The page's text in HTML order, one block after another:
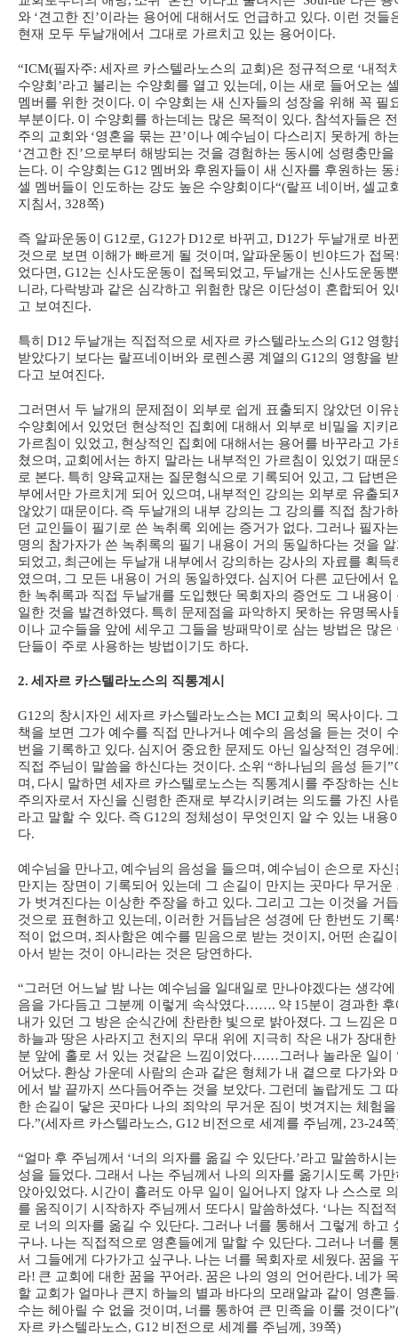
와 ‘견고한 진 ’이라는 용어에 대해서도 언급하고 있다. 이런 것들
현재 모두 두날개에서 그대로 가르치고 있는 용어이다.
“ICM(필자주: 세자르 카스텔라노스의 교회 )은 정규적으로 ‘내적
수양회 ’라고 불리는 수양회를 열고 있는데 , 이는 새로 들어오는
멤버를 위한 것이다. 이 수양회는 새 신자들의 성장을 위해 꼭 필
부분이다. 이 수양회를 하는데는 많은 목적이 있다. 참석자들은
주의 교회와 ‘영혼을 묶는 끈’이나 예수님이 다스리지 못하게 하
‘견고한 진 ’으로부터 해방되는 것을 경험하는 동시에 성령충만을
는다. 이 수양회는 G12 멤버와 후원자들이 새 신자를 후원하는 동
셀 멤버들이 인도하는 강도 높은 수양회이다“(랄프 네이버 , 셀교
지침서 , 328쪽)
즉 알파운동이 G12로, G12가D12로 바뀌고, D12가 두날개로 바
것으로 보면 이해가 빠르게 될 것이며 , 알파운동이 빈야드가 접목
었다면 , G12는 신사도운동이 접목되었고, 두날개는 신사도운동
니라, 다락방과 같은 심각하고 위험한 많은 이단성이 혼합되어 있
고 보여진다.
특히 D12 두날개는 직접적으로 세자르 카스텔라노스의 G12 영향
받았다기 보다는 랄프네이버와 로렌스콩 계열의 G12의 영향을
다고 보여진다.
그러면서 두 날개의 문제점이 외부로 쉽게 표출되지 않았던 이유
수양회에서 있었던 현상적인 집회에 대해서 외부로 비밀을 지키
가르침이 있었고, 현상적인 집회에 대해서는 용어를 바꾸라고 가
쳤으며 , 교회에서는 하지 말라는 내부적인 가르침이 있었기 때문
로 본다. 특히 양육교재는 질문형식으로 기록되어 있고, 그 답변
부에서만 가르치게 되어 있으며 , 내부적인 강의는 외부로 유출되
않았기 때문이다. 즉 두날개의 내부 강의는 그 강의를 직접 참가
던 교인들이 필기로 쓴 녹취록 외에는 증거가 없다. 그러나 필자
명의 참가자가 쓴 녹취록의 필기 내용이 거의 동일하다는 것을
되었고, 최근에는 두날개 내부에서 강의하는 강사의 자료를 획득
였으며 , 그 모든 내용이 거의 동일하였다. 심지어 다른 교단에서
한 녹취록과 직접 두날개를 도입했단 목회자의 증언도 그 내용이
일한 것을 발견하였다. 특히 문제점을 파악하지 못하는 유명목사
이나 교수들을 앞에 세우고 그들을 방패막이로 삼는 방법은 많은
단들이 주로 사용하는 방법이기도 하다.
2. 세자르 카스텔라노스의 직통계시
G12의 창시자인 세자르 카스텔라노스는 MCI 교회의 목사이다.
책을 보면 그가 예수를 직접 만나거나 예수의 음성을 듣는 것이
번을 기록하고 있다. 심지어 중요한 문제도 아닌 일상적인 경우에
직접 주님이 말씀을 하신다는 것이다. 소위 “하나님의 음성 듣기 ”
며 , 다시 말하면 세자르 카스텔로노스는 직통계시를 주장하는 신
주의자로서 자신을 신령한 존재로 부각시키려는 의도를 가진 사
라고 말할 수 있다. 즉 G12의 정체성이 무엇인지 알 수 있는 내용
다.
예수님을 만나고, 예수님의 음성을 들으며 , 예수님이 손으로 자신
만지는 장면이 기록되어 있는데 그 손길이 만지는 곳마다 무거운
가 벗겨진다는 이상한 주장을 하고 있다. 그리고 그는 이것을 거
것으로 표현하고 있는데 , 이러한 거듭남은 성경에 단 한번도 기록
적이 없으며 , 죄사함은 예수를 믿음으로 받는 것이지 , 어떤 손길
아서 받는 것이 아니라는 것은 당연하다.
“그러던 어느날 밤 나는 예수님을 일대일로 만나야겠다는 생각에
음을 가다듬고 그분께 이렇게 속삭였다……. 약 15분이 경과한 후
내가 있던 그 방은 순식간에 찬란한 빛으로 밝아졌다. 그 느낌은
하늘과 땅은 사라지고 천지의 무대 위에 지극히 작은 내가 장대
분 앞에 홀로 서 있는 것같은 느낌이었다……그러나 놀라운 일이
어났다. 환상 가운데 사람의 손과 같은 형체가 내 곁으로 다가와
에서 발 끝까지 쓰다듬어주는 것을 보았다. 그런데 놀랍게도 그
한 손길이 닿은 곳마다 나의 죄악의 무거운 짐이 벗겨지는 체험
다.”(세자르 카스텔라노스, G12 비전으로 세계를 주님께 , 23-24쪽
“얼마 후 주님께서 ‘너의 의자를 옮길 수 있단다.’라고 말씀하시
성을 들었다. 그래서 나는 주님께서 나의 의자를 옮기시도록 가만
앉아있었다. 시간이 흘러도 아무 일이 일어나지 않자 나 스스로
를 움직이기 시작하자 주님께서 또다시 말씀하셨다. ‘나는 직접
로 너의 의자를 옮길 수 있단다. 그러나 너를 통해서 그렇게 하고
구나. 나는 직접적으로 영혼들에게 말할 수 있단다. 그러나 너를
서 그들에게 다가가고 싶구나. 나는 너를 목회자로 세웠다. 꿈을
라! 큰 교회에 대한 꿈을 꾸어라. 꿈은 나의 영의 언어란다. 네가
할 교회가 얼마나 큰지 하늘의 별과 바다의 모래알과 같이 영혼
수는 헤아릴 수 없을 것이며 , 너를 통하여 큰 민족을 이룰 것이다
자르 카스텔라노스, G12 비전으로 세계를 주님께 , 39쪽)